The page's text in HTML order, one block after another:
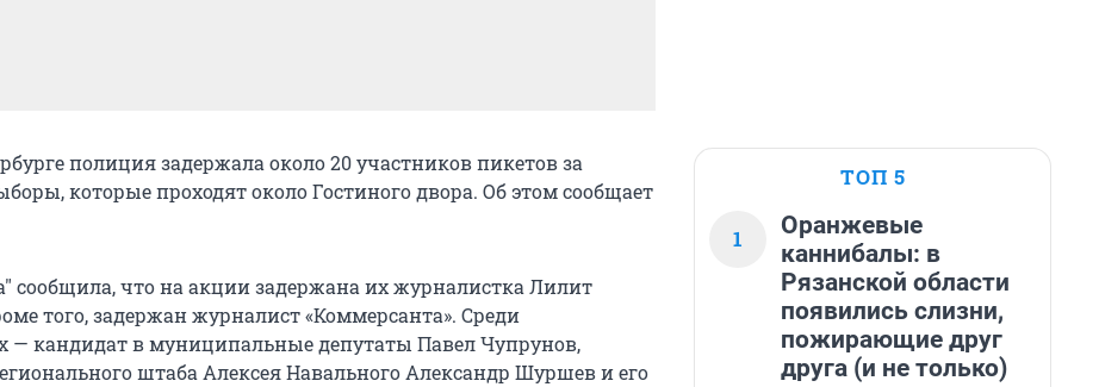
полиция задержала около 20 участников пикетов за
которые проходят около Гостиного двора. Об этом сообщает
сообщила, что на акции задержана их журналистка Лилит
того, задержан журналист «Коммерсанта». Среди
— кандидат в муниципальные депутаты Павел Чупрунов,
штаба Алексея Навального Александр Шуршев и его
ТОП 5
1
Оранжевые
каннибалы: в
Рязанской области
появились слизни,
пожирающие друг
друга (и не только)